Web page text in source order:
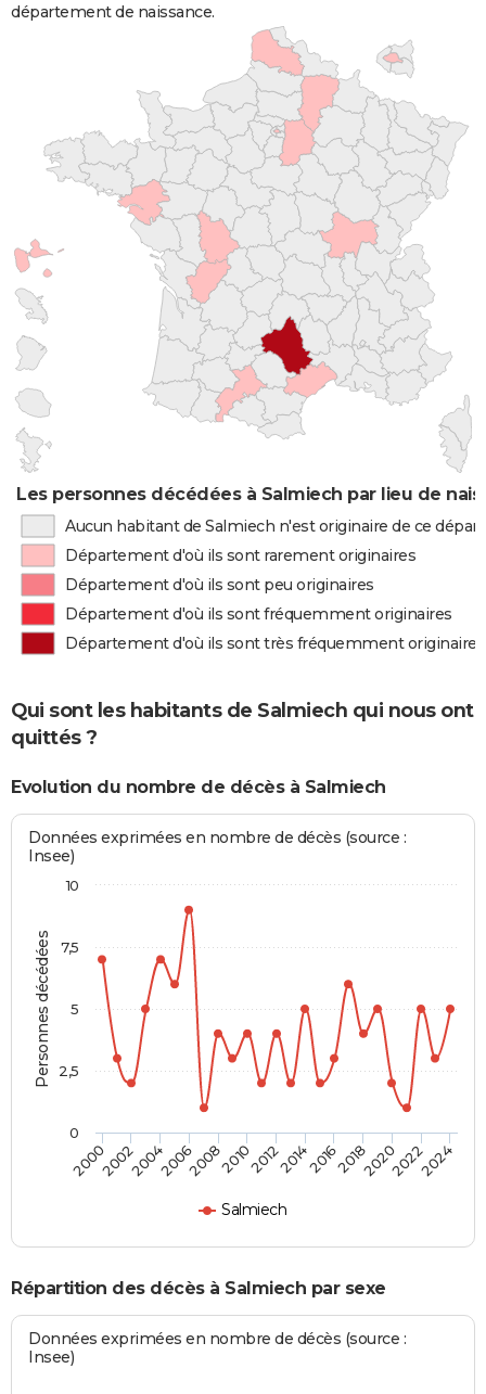
département de naissance.
Les personnes décédées à Salmiech par lieu de
Aucun habitant de Salmiech n'est originaire de ce
Département d'où ils sont rarement originaires
Département d'où ils sont peu originaires
Département d'où ils sont fréquemment originaires
Département d'où ils sont très fréquemment originaires
Qui sont les habitants de Salmiech qui nous ont
quittés ?
Evolution du nombre de décès à Salmiech
Personnes décédées
Données exprimées en nombre de décès (source :
Insee)
Salmiech
2000200220042006200820102012201420162018202020222024
0
2,5
5
7,5
10
Répartition des décès à Salmiech par sexe
Données exprimées en nombre de décès (source :
Insee)